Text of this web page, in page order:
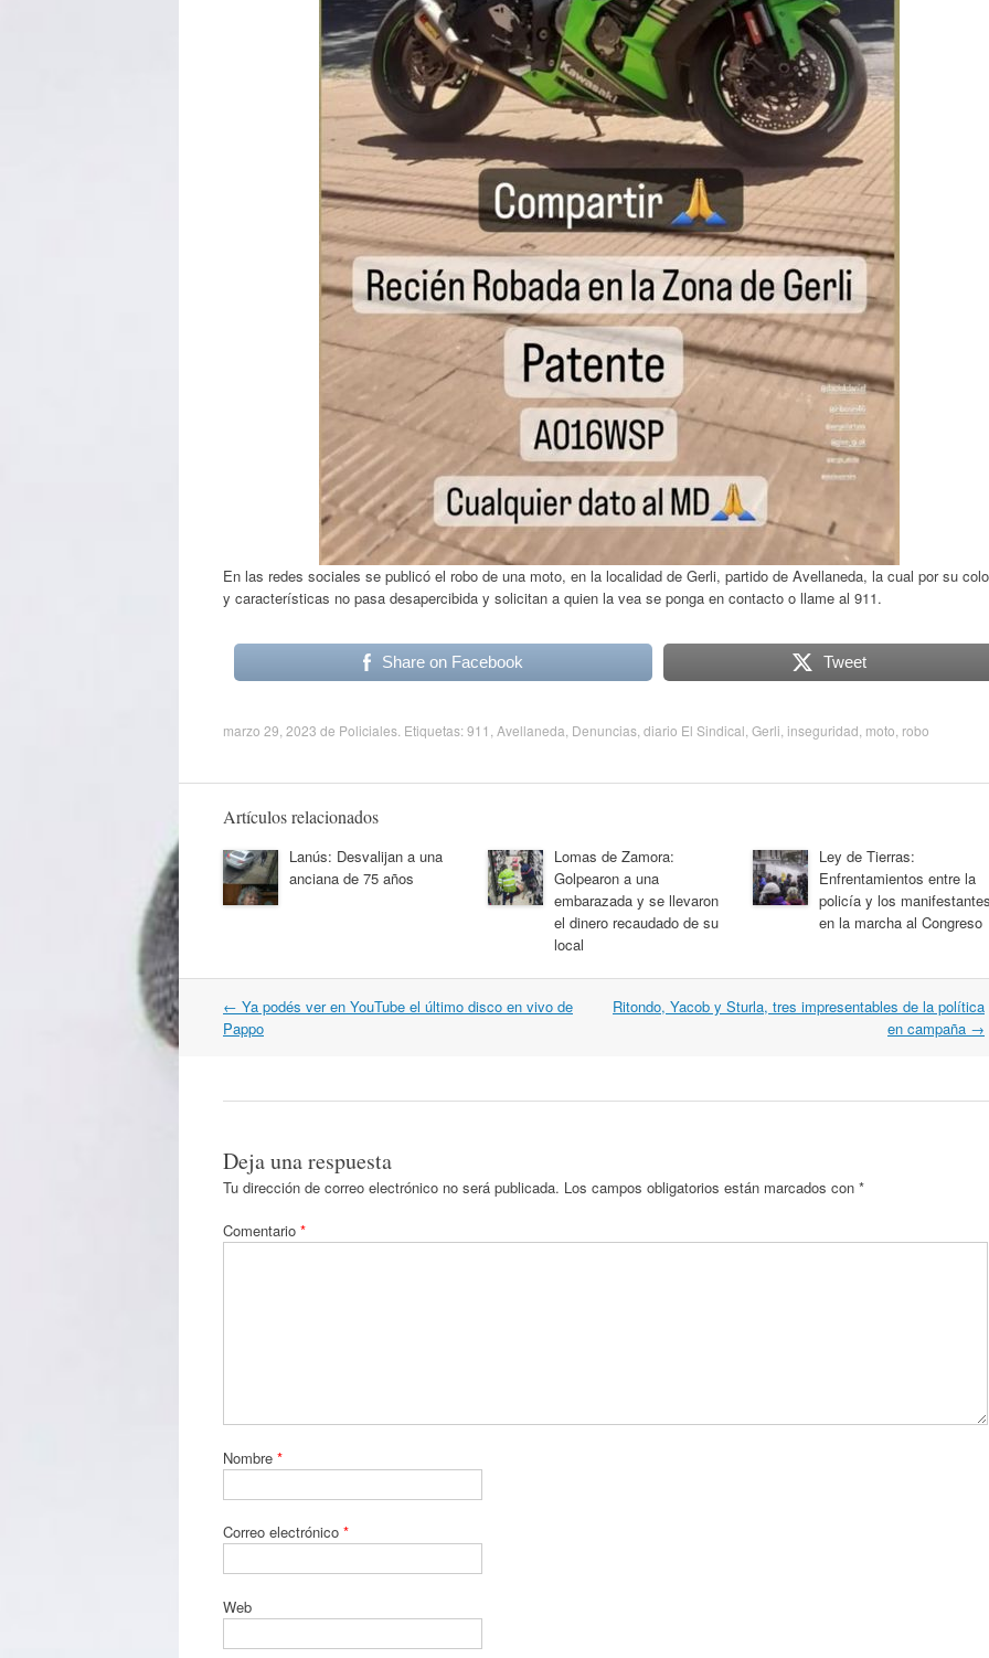
En las redes sociales se publicó el robo de una moto, en la localidad de Gerli, partido de Avellaneda, la cual por su
y características no pasa desapercibida y solicitan a quien la vea se ponga en contacto o llame al 911.
Share on Facebook Tweet
marzo 29, 2023 de Policiales . Etiquetas:911 Avellaneda Denuncias diario El Sindical Gerli inseguridad moto robo
Artículos relacionados
Lanús: Desvalijan a una
anciana de 75 años
Lomas de Zamora:
Golpearon a una
embarazada y se llevaron
el dinero recaudado de su
local
Ley de Tierras:
Enfrentamientos entre la
policía y los
en la marcha al Congreso
Navegación
por
← Ya podés ver en YouTube el último disco en vivo de
Pappo
Ritondo, Yacob y Sturla, tres impresentables de la política
en campaña →
Deja una respuesta
Tu dirección de correo electrónico no será publicada. Los campos obligatorios están marcados con *
Comentario *
Nombre *
Correo electrónico *
Web